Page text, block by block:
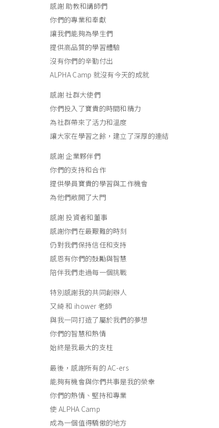
感謝 助教和講師們
你們的專業和奉獻
讓我們能夠為學生們
提供高品質的學習體驗
沒有你們的辛勤付出
ALPHA Camp 就沒有今天的成就
感謝 社群大使們
你們投入了寶貴的時間和精力
為社群帶來了活力和溫度
讓大家在學習之餘，建立了深厚的連結
感謝 企業夥伴們
你們的支持和合作
提供學員寶貴的學習與工作機會
為他們敞開了大門
感謝 投資者和董事
感謝你們在最艱難的時刻
仍對我們保持信任和支持
感恩有你們的鼓勵與智慧
陪伴我們走過每一個挑戰
特別感謝我的共同創辦人
又綺 和 ihower 老師
與我一同打造了屬於我們的夢想
你們的智慧和熱情
始終是我最大的支柱
最後，感謝所有的 AC-ers
能夠有機會與你們共事是我的榮幸
你們的熱情、堅持和專業
使 ALPHA Camp
成為一個值得驕傲的地方